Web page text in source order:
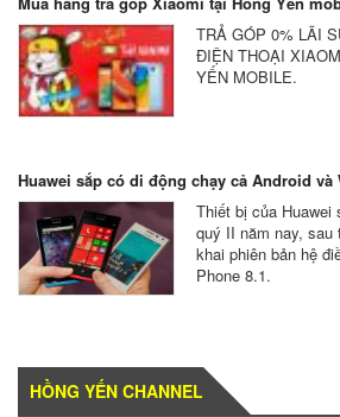
TRẢ GÓP 0% LÃI
ĐIỆN THOẠI
YẾN MOBILE.
Huawei sắp có di động chạy cả Android và
Thiết bị của Huawei
quý II năm nay, sau
khai phiên bản hệ
Phone 8.1.
HỒNG YẾN CHANNEL